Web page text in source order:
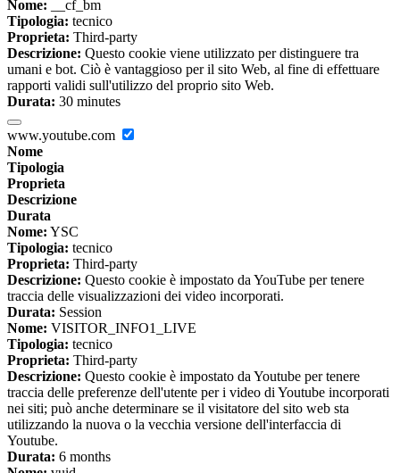
Nome: __cf_bm
Tipologia: tecnico
Proprieta: Third-party
Descrizione: Questo cookie viene utilizzato per distinguere tra
umani e bot. Ciò è vantaggioso per il sito Web, al fine di effettuare
rapporti validi sull'utilizzo del proprio sito Web.
Durata: 30 minutes
www.youtube.com
Nome
Tipologia
Proprieta
Descrizione
Durata
Nome: YSC
Tipologia: tecnico
Proprieta: Third-party
Descrizione: Questo cookie è impostato da YouTube per tenere
traccia delle visualizzazioni dei video incorporati.
Durata: Session
Nome: VISITOR_INFO1_LIVE
Tipologia: tecnico
Proprieta: Third-party
Descrizione: Questo cookie è impostato da Youtube per tenere
traccia delle preferenze dell'utente per i video di Youtube incorporati
nei siti; può anche determinare se il visitatore del sito web sta
utilizzando la nuova o la vecchia versione dell'interfaccia di
Youtube.
Durata: 6 months